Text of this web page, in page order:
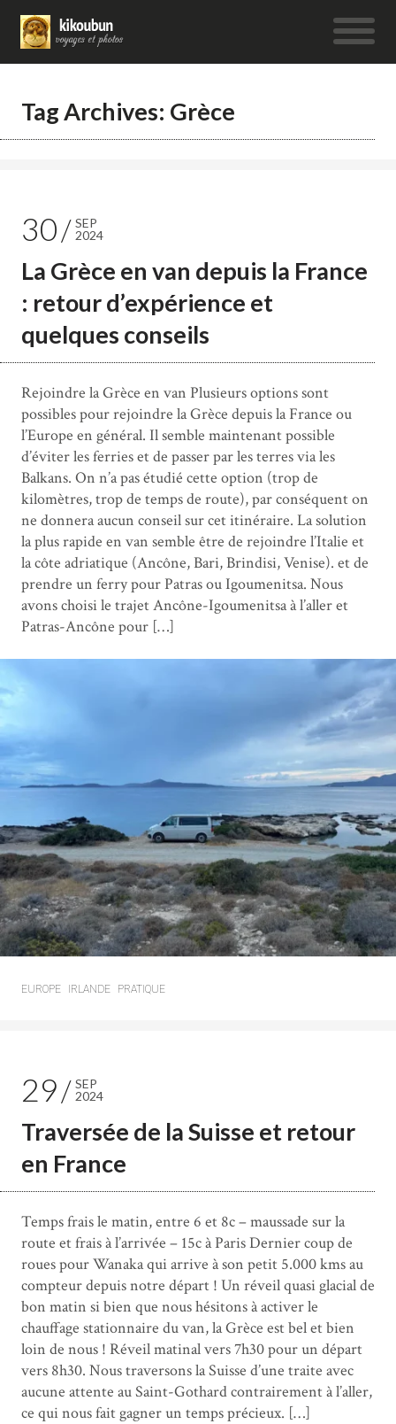
Tag Archives: Grèce
30
SEP
2024
La Grèce en van depuis la France
: retour d’expérience et
quelques conseils
Rejoindre la Grèce en van Plusieurs options sont
possibles pour rejoindre la Grèce depuis la France ou
l’Europe en général. Il semble maintenant possible
d’éviter les ferries et de passer par les terres via les
Balkans. On n’a pas étudié cette option (trop de
kilomètres, trop de temps de route), par conséquent on
ne donnera aucun conseil sur cet itinéraire. La solution
la plus rapide en van semble être de rejoindre l’Italie et
la côte adriatique (Ancône, Bari, Brindisi, Venise). et de
prendre un ferry pour Patras ou Igoumenitsa. Nous
avons choisi le trajet Ancône-Igoumenitsa à l’aller et
Patras-Ancône pour […]
EUROPE IRLANDE PRATIQUE
29
SEP
2024
Traversée de la Suisse et retour
en France
Temps frais le matin, entre 6 et 8c – maussade sur la
route et frais à l’arrivée – 15c à Paris Dernier coup de
roues pour Wanaka qui arrive à son petit 5.000 kms au
compteur depuis notre départ ! Un réveil quasi glacial de
bon matin si bien que nous hésitons à activer le
chauffage stationnaire du van, la Grèce est bel et bien
loin de nous ! Réveil matinal vers 7h30 pour un départ
vers 8h30. Nous traversons la Suisse d’une traite avec
aucune attente au Saint-Gothard contrairement à l’aller,
ce qui nous fait gagner un temps précieux. […]